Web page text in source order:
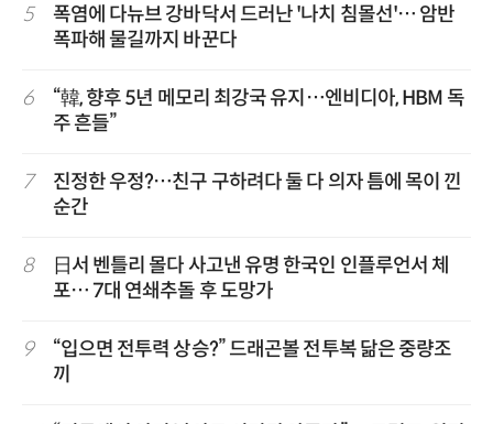
5
폭염에 다뉴브 강바닥서 드러난 '나치 침몰선'… 암반
폭파해 물길까지 바꾼다
6
“韓, 향후 5년 메모리 최강국 유지…엔비디아, HBM 독
주 흔들”
7
진정한 우정?…친구 구하려다 둘 다 의자 틈에 목이 낀
순간
8
日서 벤틀리 몰다 사고낸 유명 한국인 인플루언서 체
포… 7대 연쇄추돌 후 도망가
9
“입으면 전투력 상승?” 드래곤볼 전투복 닮은 중량조
끼